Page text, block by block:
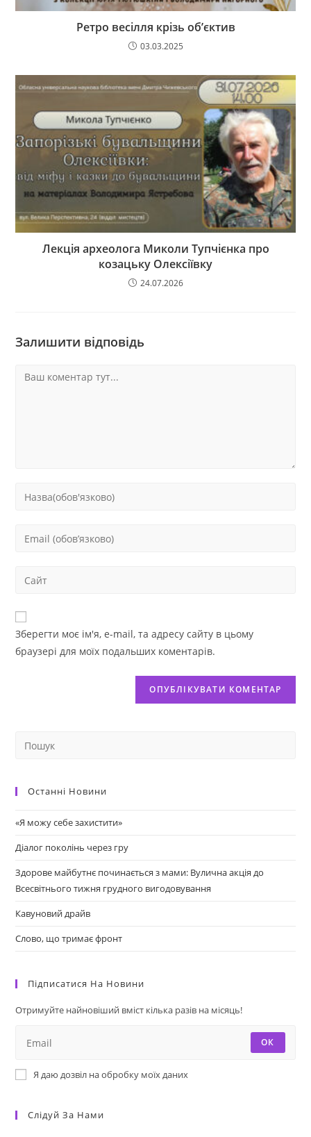
Ретро весілля крізь об’єктив
03.03.2025
Лекція археолога Миколи Тупчієнка про
козацьку Олексіївку
24.07.2026
Залишити відповідь
Зберегти моє ім'я, e-mail, та адресу сайту в цьому
браузері для моїх подальших коментарів.
Останні Новини
«Я можу себе захистити»
Діалог поколінь через гру
Здорове майбутнє починається з мами: Вулична акція до
Всесвітнього тижня грудного вигодовування
Кавуновий драйв
Слово, що тримає фронт
Підписатися На Новини
Отримуйте найновіший вміст кілька разів на місяць!
ОК
Я даю дозвіл на обробку моїх даних
Слідуй За Нами